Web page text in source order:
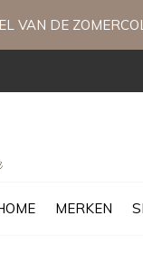
MERKEN
VAN DE